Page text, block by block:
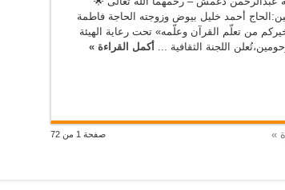
أحمد خليل بيوض وزوجته الحاجة فاطمة
من تعلّم القرآن وعلّمه» تحت رعاية الهيئة
اللجنة الثقافية ... أكمل القراءة »
صفحة 1 من 72 »